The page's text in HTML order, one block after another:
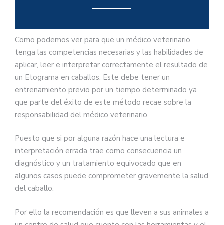
Como podemos ver para que un médico veterinario
tenga las competencias necesarias y las habilidades de
aplicar, leer e interpretar correctamente el resultado de
un Etograma en caballos. Este debe tener un
entrenamiento previo por un tiempo determinado ya
que parte del éxito de este método recae sobre la
responsabilidad del médico veterinario.
Puesto que si por alguna razón hace una lectura e
interpretación errada trae como consecuencia un
diagnóstico y un tratamiento equivocado que en
algunos casos puede comprometer gravemente la salud
del caballo.
Por ello la recomendación es que lleven a sus animales a